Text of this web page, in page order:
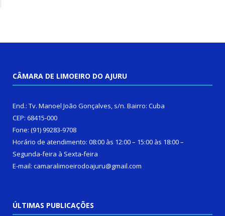
CÂMARA DE LIMOEIRO DO AJURU
End.: Tv. Manoel João Gonçalves, s/n. Bairro: Cuba
CEP: 68415-000
Fone: (91) 99283-9708
Horário de atendimento: 08:00 às 12:00 – 15:00 às 18:00 –
Segunda-feira à Sexta-feira
E-mail: camaralimoeirodoajuru@gmail.com
ÚLTIMAS PUBLICAÇÕES